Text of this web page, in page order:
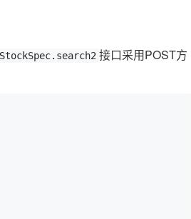
接口采用POST方